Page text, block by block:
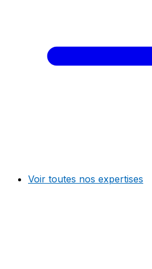
Voir toutes nos expertises